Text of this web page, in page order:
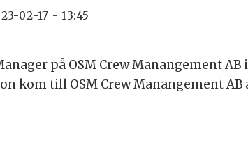
02-17 - 13:45
på OSM Crew Manangement
kom till OSM Crew Manangement AB